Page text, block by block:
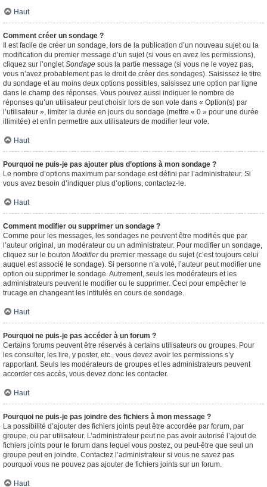
Haut
Comment créer un sondage ?
Il est facile de créer un sondage, lors de la publication d’un nouveau sujet ou la
modification du premier message d’un sujet (si vous en avez les permissions),
cliquez sur l’ongletSondage sous la partie message (si vous ne le voyez pas,
vous n’avez probablement pas le droit de créer des sondages). Saisissez le titre
du sondage et au moins deux options possibles, saisissez une option par ligne
dans le champ des réponses. Vous pouvez aussi indiquer le nombre de
réponses qu’un utilisateur peut choisir lors de son vote dans « Option(s) par
l’utilisateur », limiter la durée en jours du sondage (mettre « 0 » pour une durée
illimitée) et enfin permettre aux utilisateurs de modifier leur vote.
Haut
Pourquoi ne puis-je pas ajouter plus d’options à mon sondage ?
Le nombre d’options maximum par sondage est défini par l’administrateur. Si
vous avez besoin d’indiquer plus d’options, contactez-le.
Haut
Comment modifier ou supprimer un sondage ?
Comme pour les messages, les sondages ne peuvent être modifiés que par
l’auteur original, un modérateur ou un administrateur. Pour modifier un sondage,
cliquez sur le bouton Modifierdu premier message du sujet (c’est toujours celui
auquel est associé le sondage). Si personne n’a voté, l’auteur peut modifier une
option ou supprimer le sondage. Autrement, seuls les modérateurs et les
administrateurs peuvent le modifier ou le supprimer. Ceci pour empêcher le
trucage en changeant les intitulés en cours de sondage.
Haut
Pourquoi ne puis-je pas accéder à un forum ?
Certains forums peuvent être réservés à certains utilisateurs ou groupes. Pour
les consulter, les lire, y poster, etc., vous devez avoir les permissions s’y
rapportant. Seuls les modérateurs de groupes et les administrateurs peuvent
accorder ces accès, vous devez donc les contacter.
Haut
Pourquoi ne puis-je pas joindre des fichiers à mon message ?
La possibilité d’ajouter des fichiers joints peut être accordée par forum, par
groupe, ou par utilisateur. L’administrateur peut ne pas avoir autorisé l’ajout de
fichiers joints pour le forum dans lequel vous postez, ou peut-être que seul un
groupe peut en joindre. Contactez l’administrateur si vous ne savez pas
pourquoi vous ne pouvez pas ajouter de fichiers joints sur un forum.
Haut